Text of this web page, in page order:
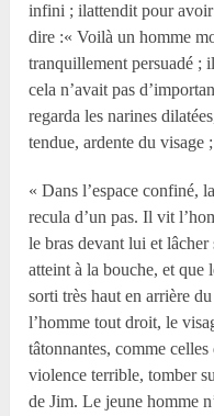
infini ; ilattendit pour
dire :« Voilà un homme
tranquillement persuadé ;
cela n’avait pas
regarda les narines
tendue, ardente du visage
« Dans l’espace confiné,
recula d’un pas. Il vit
le bras devant lui et
atteint à la bouche, et que
sorti très haut en arrière
l’homme tout droit, le
tâtonnantes, comme
violence terrible, tomber
de Jim. Le jeune homme